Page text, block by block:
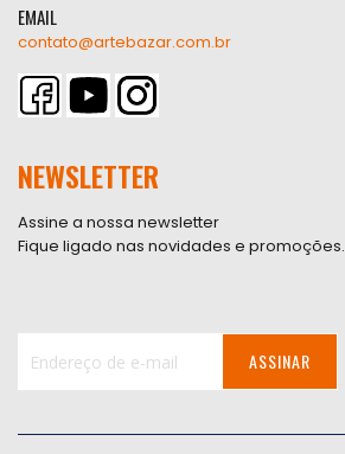
EMAIL
contato@artebazar.com.br
NEWSLETTER
Assine a nossa newsletter
Fique ligado nas novidades e promoções.
ASSINAR